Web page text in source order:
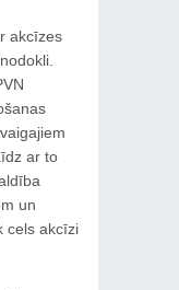
akcīzes
ar to
un
cels akcīzi